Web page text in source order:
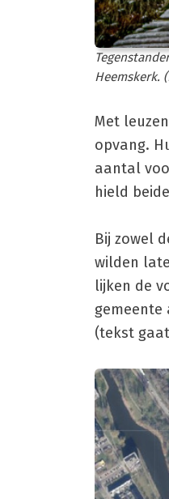
Heemskerk.
Met
opvang.
aantal
hield
Bij zowel
wilden
lijken de
(tekst